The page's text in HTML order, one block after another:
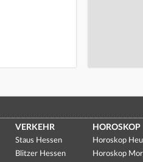
VERKEHR
Staus Hessen
Blitzer Hessen
HOROSKOP
Horoskop
Horoskop